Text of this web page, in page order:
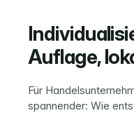
Auflage,
Für
spannender: Wie